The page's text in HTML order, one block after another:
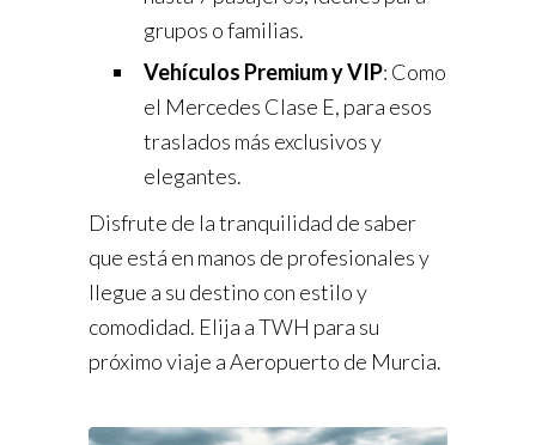
grupos o familias.
Vehículos Premium y VIP: Como
el Mercedes Clase E, para esos
traslados más exclusivos y
elegantes.
Disfrute de la tranquilidad de saber
que está en manos de profesionales y
llegue a su destino con estilo y
comodidad. Elija a TWH para su
próximo viaje a Aeropuerto de Murcia.